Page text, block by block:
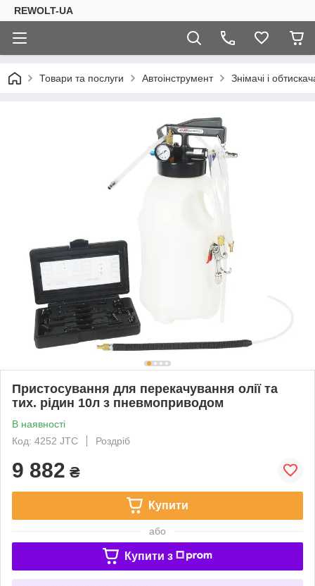
REWOLT-UA
Товари та послуги Автоінструмент Знімачі і
Пристосування для перекачування олії та
тих. рідин 10л з пневмоприводом
В наявності
Код: 4252 JTC
Роздріб
9 882 ₴
Купити
або
Купити з